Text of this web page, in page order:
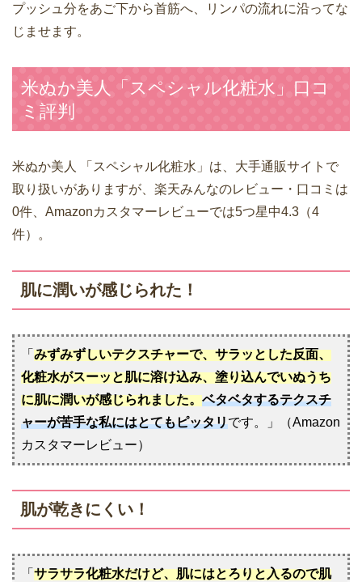
プッシュ分をあご下から首筋へ、リンパの流れに沿ってな
じませます。
米ぬか美人「スペシャル化粧水」口コ
ミ評判
米ぬか美人 「スペシャル化粧水」は、大手通販サイトで
取り扱いがありますが、楽天みんなのレビュー・口コミは
0件、Amazonカスタマーレビューでは5つ星中4.3（4
件）。
肌に潤いが感じられた！
「 みずみずしいテクスチャーで、サラッとした反面、
化粧水がスーッと肌に溶け込み、塗り込んでいぬうち
に肌に潤いが感じられました。ベタベタするテクスチ
ャーが苦手な私にはとてもピッタリです。」（Amazon
カスタマーレビュー）
肌が乾きにくい！
「 サラサラ化粧水だけど、肌にはとろりと入るので肌